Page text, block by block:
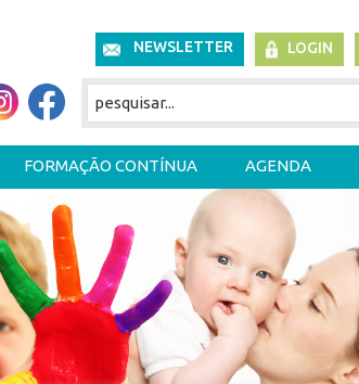
NEWSLETTER LOGIN
FORMAÇÃO CONTÍNUA AGENDA